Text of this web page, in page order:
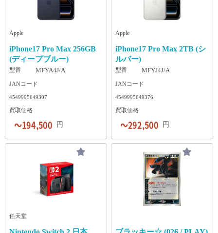
取金額が大幅に高くなります。 もともとの定
価が高いことに加え、動画撮影やアプリの普
及で大容量スマホの需要は常に高いため、買
取店側も積極的に高値で引き取りたい傾向に
際には以下の注意点もあります。 値下がり幅
が急激 新機種の流通や市場在庫の増加によっ
て、容量の大きいモデルほど買取相場が数千
円〜数万円単位で急落しやすい。 店舗ごとの
価格差が激しい 「大容量モデルを歓迎して高
く買う店」と「在庫リスクを恐れて安めに査
one16高額買取ランキングより最高値ナビの一
括比較が最強 ネットでiPhone16の高額買取ラ
ンキングと検索すると、おすすめの買取業者
をまとめた記事がたくさん出てきます。しか
し、それらの記事に載っている買取価格や順
位をそのまま信じて査定に出すのは、実はあ
まりおすすめできません。 本当に1円でも高
く、そしてラクに売りたいのであれば、一括
比較サイトツールである「最高値ナビ」を使
うのが最も賢い選択肢です。その圧倒的なメ
ールでデータ消去を確実に行ってくれるか」
「査定から入金までのスピードは速いか」と
いった安全性が重要になります。大手の有名
店や、セキュリティ基準を満たしている業者
なら、大切なスマホも安心して任せられま
す。 一番高く売れる業者を今すぐチェック！
全国の優良なiPhone買取業者を比較や検討を
したい方は、以下の店舗一覧ページから、あ
なたにピッタリの「最高値」の業者を探して
を運ばなくても、今やiPhoneの買い取りを郵
送で依頼して手放すのが賢い選択として主流
になりつつあります。なぜ実店舗に持ち込む
よりもお得で便利なのか、その2つの大きな理
由を解説します。 自宅から一歩も出ずにすべ
て完結する iPhoneの買取宅配の最大の魅力
は、圧倒的な手軽さです。近くに買取店舗が
ない方や、日中忙しくて営業時間内にお店に
行けない方でも、24時間いつでもネットから
申し込みができます。 「自分で段ボールを用
意するのは面倒…」と、iPhoneの買取郵送や
限価格を比較することが利益を出すための第
一歩です。 iPhone18発売による型落ち化と急
激な下落リスク iPhoneシリーズは、毎年秋の
新型リリース（発表〜発売）のタイミング
で、旧モデルの買取価格が急落するのが通例
です。iPhone18が正式に発売されれば、iPhone
17は「型落ち」扱いとなり、たとえ新品未開
封であっても市場価値は一段階下がってしま
います。発売前は『新型への買い替え資金』
として手放す人が急増し、市場が供給過多に
なりやすい時期です。一方、発売後は純粋に
す。そのため、売却を迷っている数週間〜数
ヶ月の間に、相場が数万円単位で下落してし
まうリスクが常に潜んでいる点に注意が必要
です。 利益を最大化する売却のベストタイミ
ング 結論から言うと、新品のiPhone17を最も
高く売るベストタイミングは「今すぐ」、つ
まりiPhone18の話題が本格化して相場が完全
に崩れ去る前です。もちろんiPhone18の発売
後であっても、新品であれば中古品に比べて
圧倒的な高値はつきますが、発売前の最高値
水準に戻ることはほぼありません。「もう少
『けっこう高い。』の看板通り、業界の基準
値を作る実力派です。他社で納得いかなかっ
た際の駆け込み寺として、常に相場の上限付
近を提示してくれます。 また、iPhoneやAndro
idスマホだけでなく、パソコンや周辺機器な
ど幅広い中古機器の買取にも対応していま
す。査定では商品の状態や付属品に応じた評
価があり、まとめ売りでも対応可能です。 ダ
やタブレットを中心に買取を行う業者として
高い評価を得ています。独自の販売ルートに
り、傷や使用感がある端末でも、価格が付き
やすい点が特徴です。 LINEを使って手軽に見
積もりを依頼でき、査定結果は翌日に届きま
す。宅配キットも迅速に発送されるため、ス
ムーズに取引を進められる点が魅力です。事
前査定サービスも用意されており、おおよそ
の買取金額を把握したうえで依頼できます。
ノジマ ノジマは、神奈川県横浜市に本社を構
え、関東を中心に店舗を展開している総合家
電専門店です。近年はWeb上でもスマートフ
ォンの買取サービスを開始しており、店頭買
に想像以上に高かった経験がある」と回答し
た方に、それはどのような品物だったか聞い
てみました。 想像以上に高額だった品物とし
て最も多かったのは「趣味用品」で24.7％で
類・ファッション小物」が続き、身早な持ち
物にも思わぬ価値があることがわかります。
想定よりどれくらい高値で売れましたか？ さ
らに、想定よりどれくらい高値で売れたのか
聞いてみました。 想定より高く売れた金額と
しては「1.1～1.3倍」「1.3～1.5倍」が多い一
ります。 高値で売れた理由はどのような点だ
と思うかを聞いてみたので、一部を紹介しま
す。 美品だった。（20代・女性） 祖父の遺産
の腕時計を売りましたが、ちゃんとしたブラ
ンドのものだったので、高く売れたんだと思
います。（30代・女性） 傷や破損がなかった
のが大きかったと感じる。（40代・男性） 使
用回数が少なくてブランド物だったから。（4
0代・女性） ゲームソフトだったのですが、
だいたい買値の20％くらいを想定していたけ
Apple
iPhone17 Pro Max 256GB
(ディープブルー)
型番 MFYA4J/A
JANコード
4549995649307
買取価格
円
Apple
iPhone17 Pro Max 2TB (シ
ルバー)
型番 MFYJ4J/A
JANコード
4549995649376
買取価格
円
任天堂